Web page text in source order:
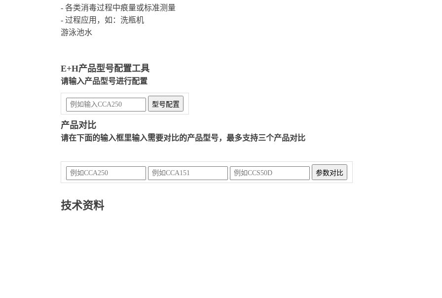
- 各类消毒过程中痕量或标准测量
- 过程应用，如：洗瓶机
游泳池水
E+H产品型号配置工具
请输入产品型号进行配置
产品对比
请在下面的输入框里输入需要对比的产品型号，最多支持三个产品对比
技术资料